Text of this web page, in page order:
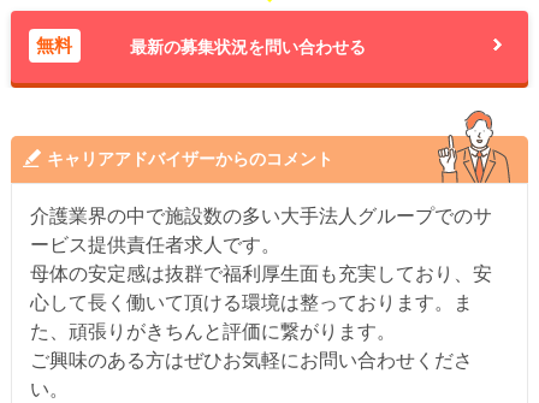
無料 最新の募集状況を問い合わせる
キャリアアドバイザーからのコメント
介護業界の中で施設数の多い大手法人グループでのサ
ービス提供責任者求人です。
母体の安定感は抜群で福利厚生面も充実しており、安
心して長く働いて頂ける環境は整っております。ま
た、頑張りがきちんと評価に繋がります。
ご興味のある方はぜひお気軽にお問い合わせくださ
い。